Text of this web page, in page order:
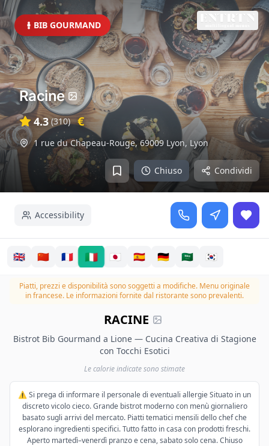
BIB GOURMAND
Chiuso Condividi
Racine
4.3 (310) €
1 rue du Chapeau-Rouge, 69009 Lyon,Lyon
Accessibility
🇬🇧 🇨🇳 🇫🇷 🇮🇹 🇯🇵 🇪🇸 🇩🇪 🇸🇦 🇰🇷
Piatti, prezzi e disponibilità sono soggetti a modifiche. Menu originale
in francese. Le informazioni fornite dal ristorante sono prevalenti.
RACINE
Bistrot Bib Gourmand a Lione — Cucina Creativa di Stagione
con Tocchi Esotici
Le calorie indicate sono stimate
⚠️ Si prega di informare il personale di eventuali allergie Situato in un
discreto vicolo cieco. Grande bistrot moderno con menù giornaliero
basato sugli arrivi del mercato. Piatti tematici mensili dello chef che
esplorano ingredienti specifici. Tutto fatto in casa con prodotti freschi.
Aperto martedì–venerdì pranzo e cena, sabato solo cena. Chiuso